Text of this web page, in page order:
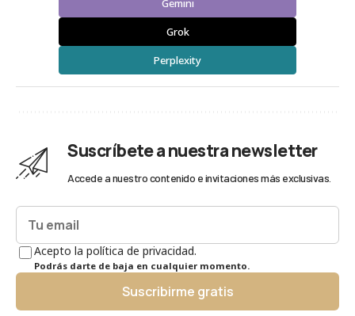
Grok
Perplexity
Suscríbete a nuestra newsletter
Accede a nuestro contenido e invitaciones más exclusivas.
Acepto la política de privacidad.
Podrás darte de baja en cualquier momento.
Suscribirme gratis